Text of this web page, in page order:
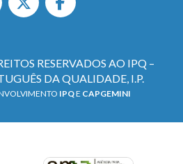
RESERVADOS AO IPQ –
DA QUALIDADE, I.P.
IPQE CAPGEMINI